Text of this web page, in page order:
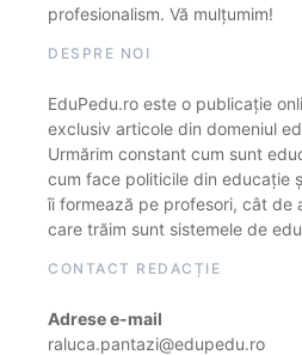
profesionalism. Vă mulțumim!
DESPRE NOI
EduPedu.ro este o publicație
exclusiv articole din domeniul
Urmărim constant cum sunt
cum face politicile din educație
îi formează pe profesori, cât de
care trăim sunt sistemele de
CONTACT REDACȚIE
Adrese e-mail
raluca.pantazi@edupedu.ro